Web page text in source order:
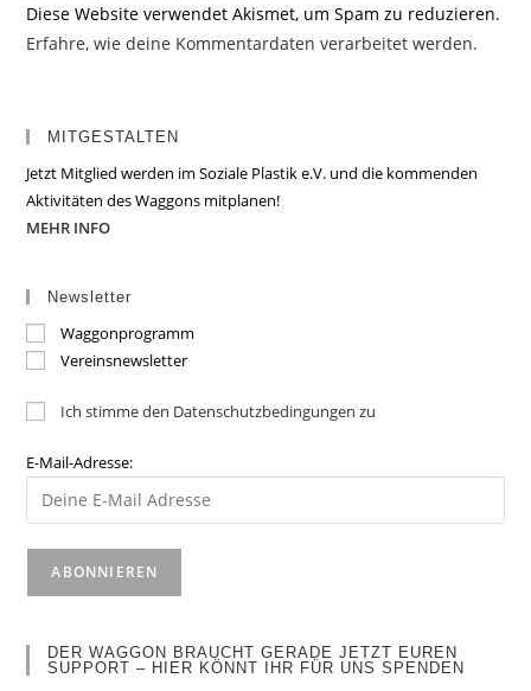
Diese Website verwendet Akismet, um Spam zu reduzieren.
Erfahre, wie deine Kommentardaten verarbeitet werden.
MITGESTALTEN
Jetzt Mitglied werden im Soziale Plastik e.V. und die kommenden
Aktivitäten des Waggons mitplanen!
MEHR INFO
Newsletter
Waggonprogramm
Vereinsnewsletter
Ich stimme den Datenschutzbedingungen zu
E-Mail-Adresse:
DER WAGGON BRAUCHT GERADE JETZT EUREN
SUPPORT – HIER KÖNNT IHR FÜR UNS SPENDEN